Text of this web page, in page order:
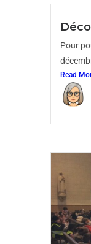
Pour
Read